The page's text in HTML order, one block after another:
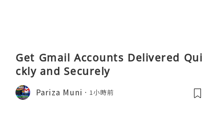
Get Gmail Accounts Delivered Qui
ckly and Securely
Pariza Muni 1小時前